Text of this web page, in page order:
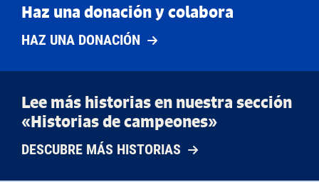
Haz una donación y colabora
HAZ UNA DONACIÓN
Lee más historias en nuestra sección
«Historias de campeones»
DESCUBRE MÁS HISTORIAS